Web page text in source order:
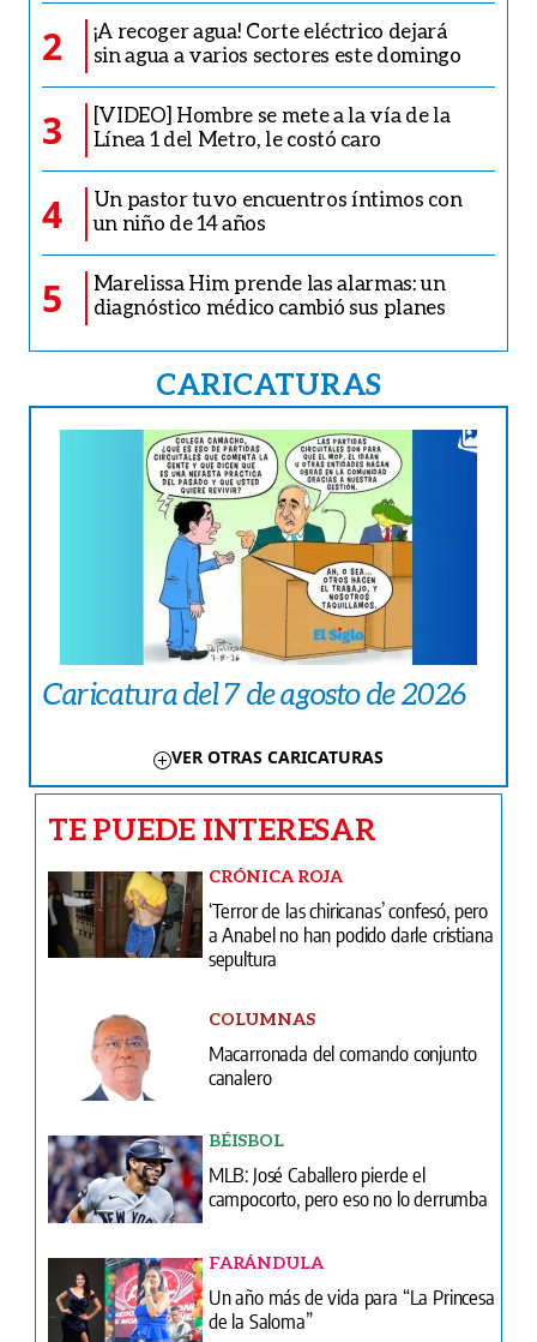
2
¡A recoger agua! Corte eléctrico dejará
sin agua a varios sectores este domingo
3
[VIDEO] Hombre se mete a la vía de la
Línea 1 del Metro, le costó caro
4
Un pastor tuvo encuentros íntimos con
un niño de 14 años
5
Marelissa Him prende las alarmas: un
diagnóstico médico cambió sus planes
CARICATURAS
Caricatura del 7 de agosto de 2026
VER OTRAS CARICATURAS
TE PUEDE INTERESAR
CRÓNICA ROJA
‘Terror de las chiricanas’ confesó, pero
a Anabel no han podido darle cristiana
sepultura
COLUMNAS
Macarronada del comando conjunto
canalero
BÉISBOL
MLB: José Caballero pierde el
campocorto, pero eso no lo derrumba
FARÁNDULA
Un año más de vida para “La Princesa
de la Saloma”